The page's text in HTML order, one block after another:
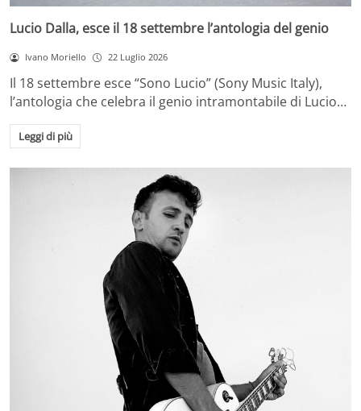
Lucio Dalla, esce il 18 settembre l’antologia del genio
Ivano Moriello 22 Luglio 2026
Il 18 settembre esce “Sono Lucio” (Sony Music Italy),
l’antologia che celebra il genio intramontabile di Lucio…
Leggi di più